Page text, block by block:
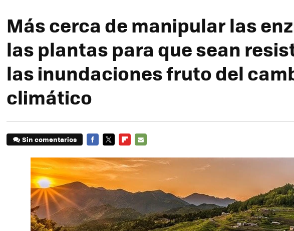
Más cerca de manipular las
las plantas para que sean
las inundaciones fruto del
climático
Sin comentarios
MAIL